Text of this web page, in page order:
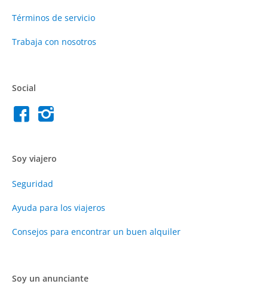
Términos de servicio
Trabaja con nosotros
Social
Soy viajero
Seguridad
Ayuda para los viajeros
Consejos para encontrar un buen alquiler
Soy un anunciante